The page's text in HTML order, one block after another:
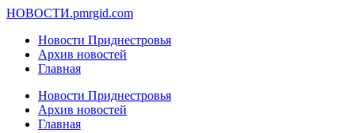
НОВОСТИ.pmrgid.com
Новости Приднестровья
Архив новостей
Главная
Новости Приднестровья
Архив новостей
Главная